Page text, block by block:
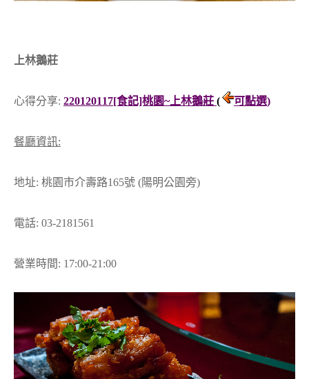
上林鵝莊
心得分享: 220120117[食記]桃園~上林鵝莊 ( 可點選)
餐廳資訊:
地址: 桃園市介壽路165號 (陽明公園旁)
電話: 03-2181561
營業時間: 17:00-21:00